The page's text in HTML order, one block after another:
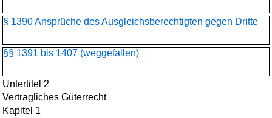
§ 1390 Ansprüche des Ausgleichsberechtigten gegen Dritte
§§ 1391 bis 1407 (weggefallen)
Untertitel 2
Vertragliches Güterrecht
Kapitel 1